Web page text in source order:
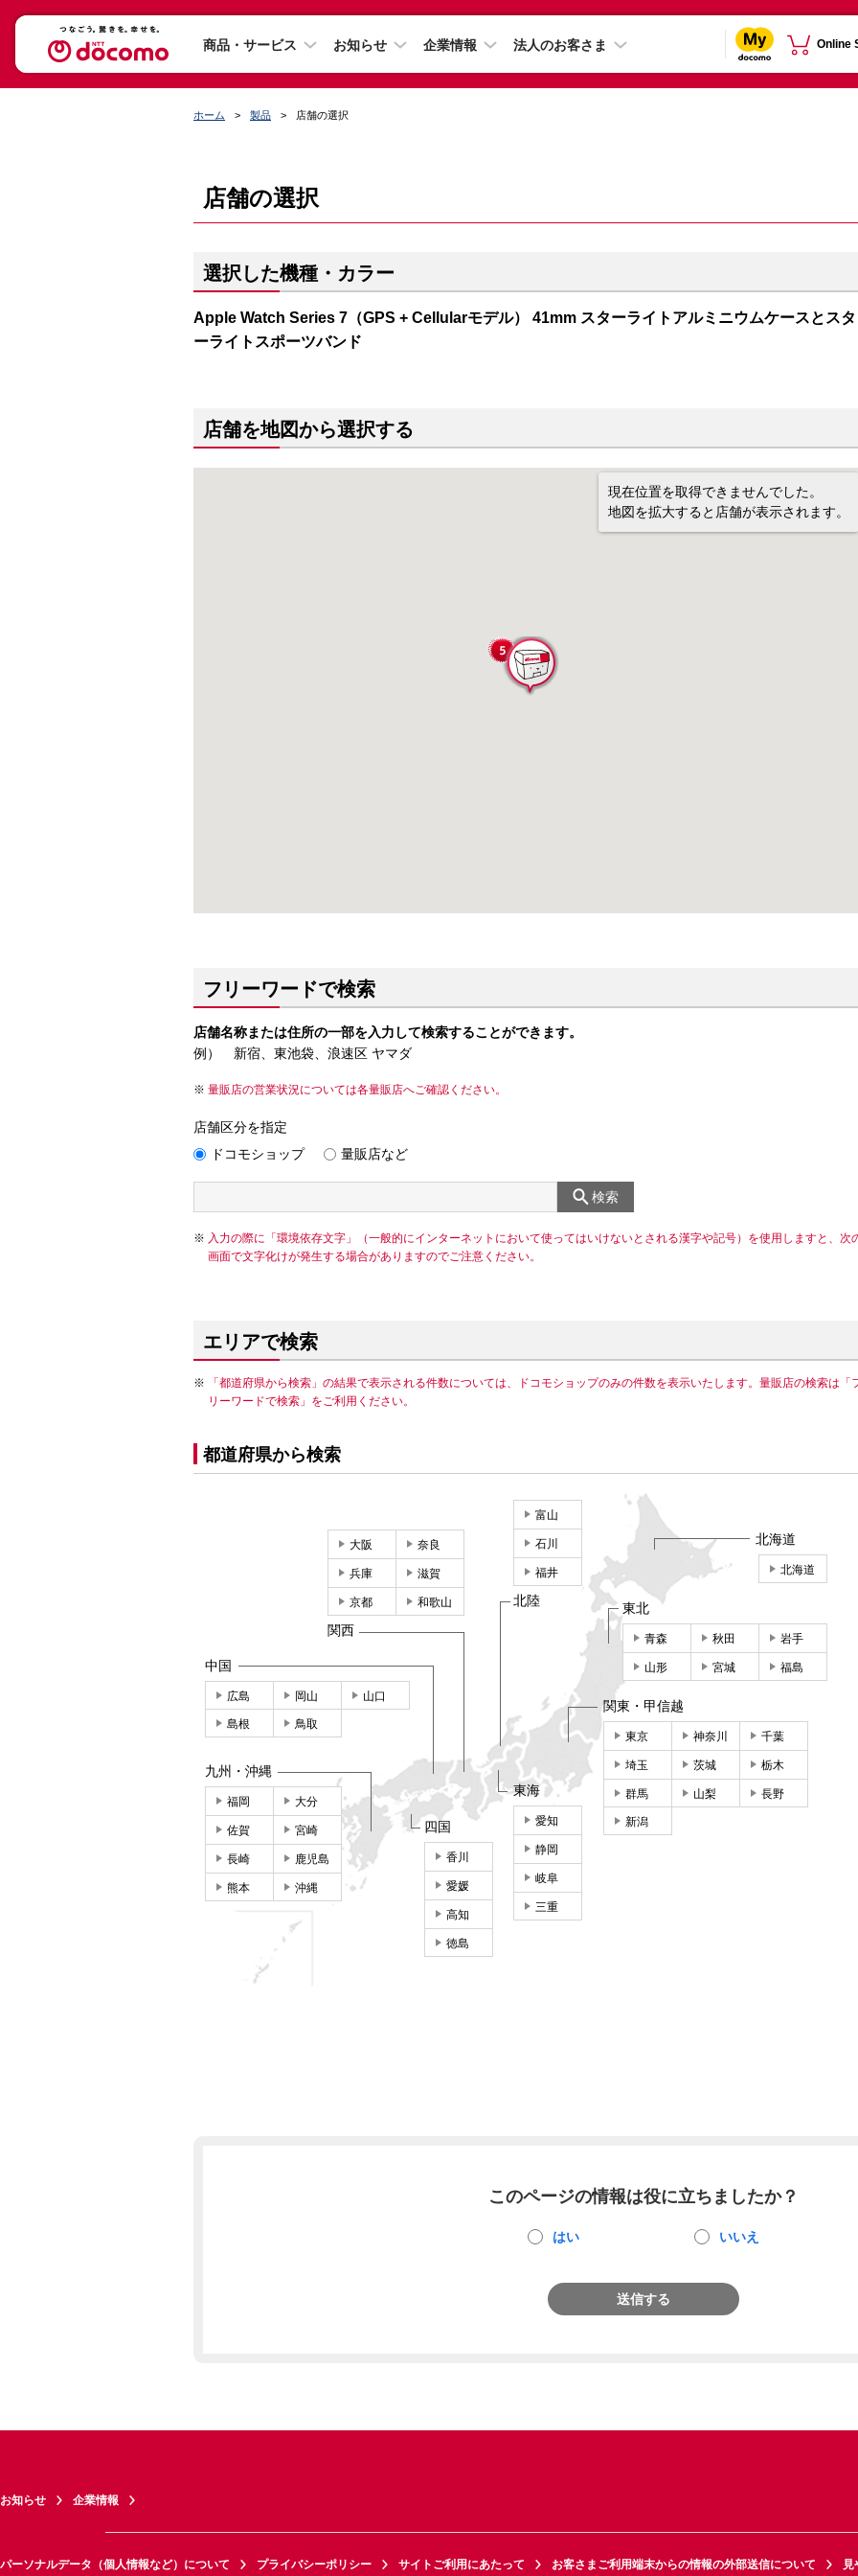
商品・サービス お知らせ 企業情報 法人のお客さま Online
ホーム 製品 店舗の選択
店舗の選択
選択した機種・カラー
Apple Watch Series 7（GPS + Cellularモデル） 41mm スターライトアルミニウムケースとスタ
ーライトスポーツバンド
店舗を地図から選択する
現在位置を取得できませんでした。
地図を拡大すると店舗が表示されます。
フリーワードで検索
店舗名称または住所の一部を入力して検索することができます。
例） 新宿、東池袋、浪速区 ヤマダ
量販店の営業状況については各量販店へご確認ください。
店舗区分を指定
ドコモショップ
量販店など
検索
入力の際に「環境依存文字」（一般的にインターネットにおいて使ってはいけないとされる漢字や記号）を使用しますと、次
画面で文字化けが発生する場合がありますのでご注意ください。
エリアで検索
「都道府県から検索」の結果で表示される件数については、ドコモショップのみの件数を表示いたします。量販店の検索は「
リーワードで検索」をご利用ください。
都道府県から検索
北海道
北海道
東北
青森 秋田 岩手
山形 宮城 福島
関東・甲信越
東京 神奈川 千葉
埼玉 茨城 栃木
群馬 山梨 長野
新潟
東海
愛知
静岡
岐阜
三重
富山
石川
福井
北陸
大阪 奈良
兵庫 滋賀
京都 和歌山
関西
中国
広島 岡山 山口
島根 鳥取
四国
香川
愛媛
高知
徳島
九州・沖縄
福岡 大分
佐賀 宮崎
長崎 鹿児島
熊本 沖縄
このページの情報は役に立ちましたか？
はい いいえ
送信する
お知らせ 企業情報
パーソナルデータ（個人情報など）について プライバシーポリシー サイトご利用にあたって お客さまご利用端末からの情報の外部送信について 見